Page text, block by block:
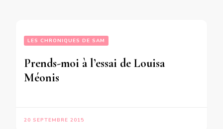
LES CHRONIQUES DE SAM
Prends-moi à l’essai de Louisa
Méonis
20 SEPTEMBRE 2015